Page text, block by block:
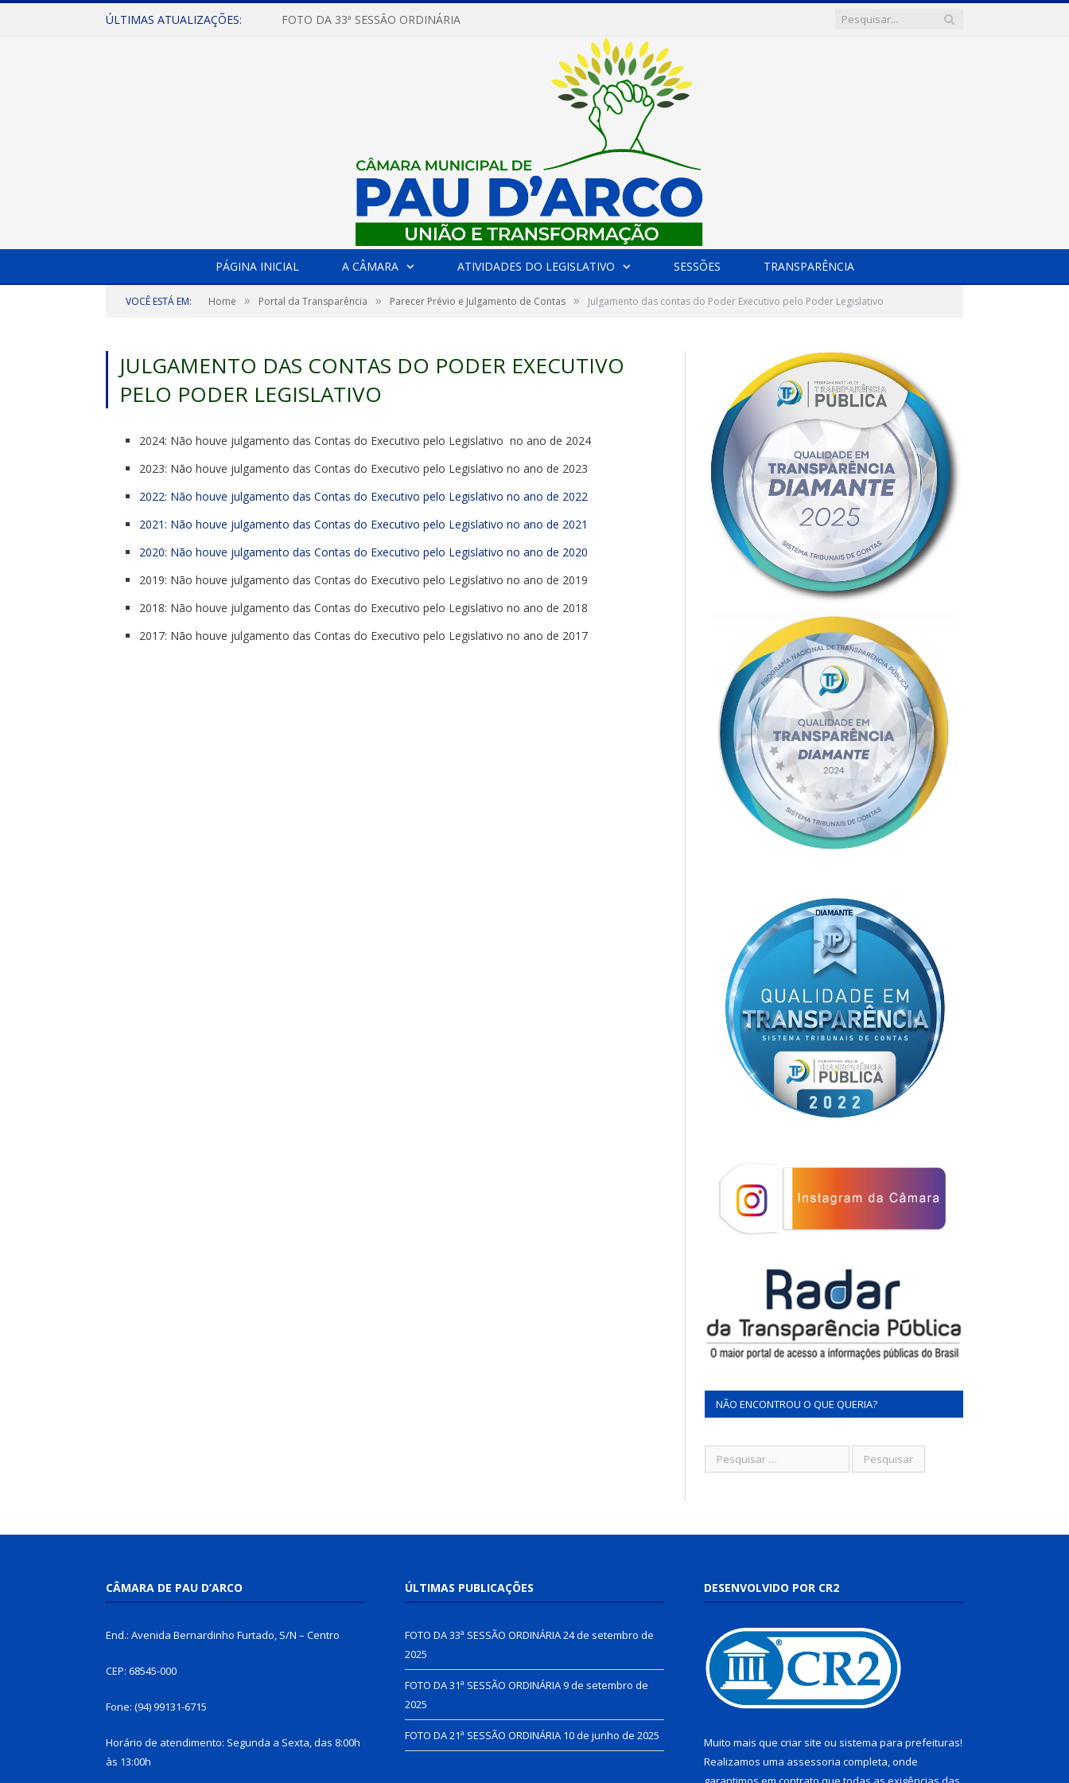
ÚLTIMAS ATUALIZAÇÕES: FOTO DA 33ª SESSÃO ORDINÁRIA
PÁGINA INICIAL A CÂMARA ATIVIDADES DO LEGISLATIVO SESSÕES TRANSPARÊNCIA
VOCÊ ESTÁ EM: Home » Portal da Transparência » Parecer Prévio e Julgamento de Contas » Julgamento das contas do Poder Executivo pelo Poder Legislativo
JULGAMENTO DAS CONTAS DO PODER EXECUTIVO
PELO PODER LEGISLATIVO
2024: Não houve julgamento das Contas do Executivo pelo Legislativo no ano de 2024
2023: Não houve julgamento das Contas do Executivo pelo Legislativo no ano de 2023
2022: Não houve julgamento das Contas do Executivo pelo Legislativo no ano de 2022
2021: Não houve julgamento das Contas do Executivo pelo Legislativo no ano de 2021
2020: Não houve julgamento das Contas do Executivo pelo Legislativo no ano de 2020
2019: Não houve julgamento das Contas do Executivo pelo Legislativo no ano de 2019
2018: Não houve julgamento das Contas do Executivo pelo Legislativo no ano de 2018
2017: Não houve julgamento das Contas do Executivo pelo Legislativo no ano de 2017
NÃO ENCONTROU O QUE QUERIA?
CÂMARA DE PAU D’ARCO
End.: Avenida Bernardinho Furtado, S/N – Centro
CEP: 68545-000
Fone: (94) 99131-6715
Horário de atendimento: Segunda a Sexta, das 8:00h
às 13:00h
ÚLTIMAS PUBLICAÇÕES
FOTO DA 33ª SESSÃO ORDINÁRIA24 de setembro de
2025
FOTO DA 31ª SESSÃO ORDINÁRIA9 de setembro de
2025
FOTO DA 21ª SESSÃO ORDINÁRIA 10 de junho de 2025
DESENVOLVIDO POR CR2
Muito mais que criar site ou sistema para prefeituras!
Realizamos uma assessoria completa, onde